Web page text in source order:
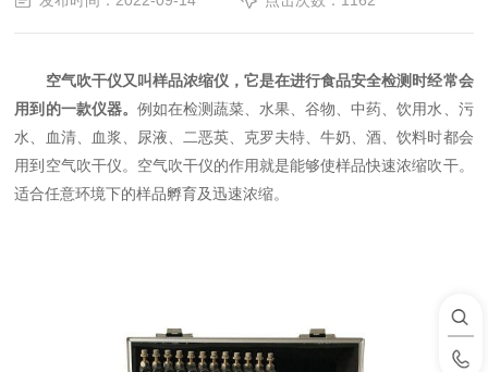
空气吹干仪又叫样品浓缩仪，它是在进行食品安全检测时经常会
用到的一款仪器。 例如在检测蔬菜、水果、谷物、中药、饮用水、污
水、血清、血浆、尿液、二恶英、克罗夫特、牛奶、酒、饮料时都会
用到空气吹干仪。空气吹干仪的作用就是能够使样品快速浓缩吹干。
适合任意环境下的样品孵育及迅速浓缩。